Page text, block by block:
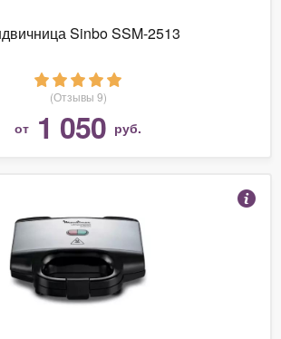
Sinbo SSM-2513
(Отзывы 9)
от 1 050 руб.